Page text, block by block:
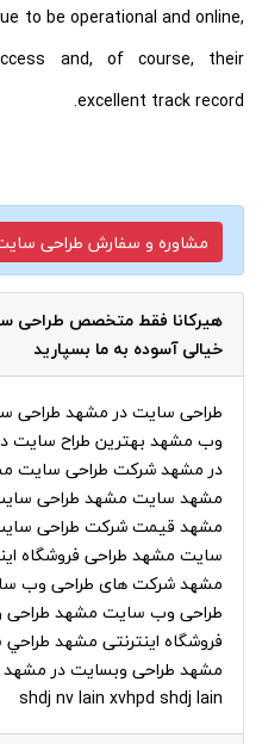
to be operational and online,
and, of course, their
excellent track record.
هیرکانا فقط متخصص طراحی
خیالی آسوده به ما بسپارید
طراحی سایت در مشهد طراحی
وب مشهد بهترین طراح سایت
در مشهد شرکت طراحی سایت
مشهد سایت مشهد طراحی
مشهد قیمت شرکت طراحی
سایت مشهد طراحی فروشگاه
مشهد شرکت های طراحی وب
طراحی وب سایت مشهد
فروشگاه اینترنتی مشهد
shdj nv lain xvhpd shdj lain